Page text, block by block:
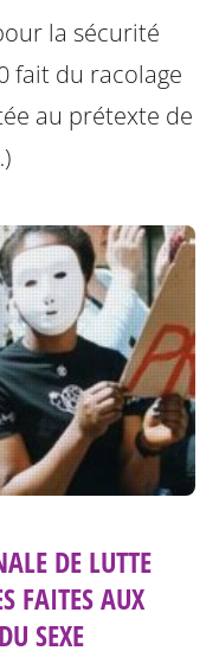
la sécurité
fait du racolage
au prétexte de
DE LUTTE
FAITES AUX
SEXE